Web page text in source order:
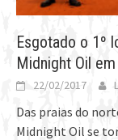
Esgotado o 1º
Midnight Oil
22/02/2017
Das praias do
Midnight Oil se